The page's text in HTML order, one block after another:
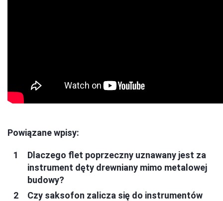
Powiązane wpisy:
Dlaczego flet poprzeczny uznawany jest za
instrument dęty drewniany mimo metalowej
budowy?
Czy saksofon zalicza się do instrumentów